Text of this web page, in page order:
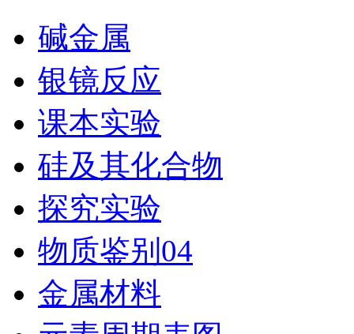
碱金属
银镜反应
课本实验
硅及其化合物
探究实验
物质鉴别04
金属材料